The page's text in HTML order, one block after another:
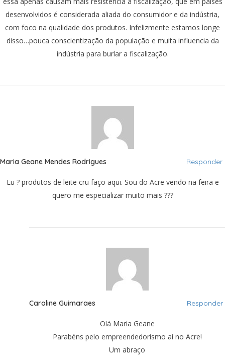
desenvolvidos é considerada aliada do consumidor e da indústria,
com foco na qualidade dos produtos. Infelizmente estamos longe
disso…pouca conscientização da população e muita influencia da
indústria para burlar a fiscalização.
Maria Geane Mendes Rodrigues Responder
Eu ? produtos de leite cru faço aqui. Sou do Acre vendo na feira e
quero me especializar muito mais ???
Caroline Guimaraes Responder
Olá Maria Geane
Parabéns pelo empreendedorismo aí no Acre!
Um abraço